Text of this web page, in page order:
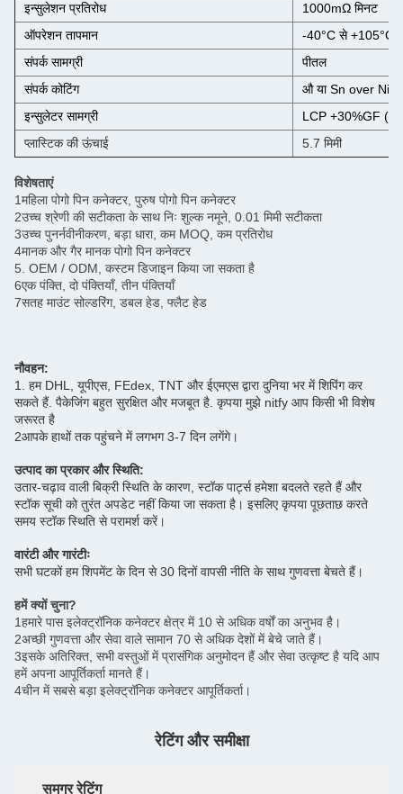
इन्सुलेशन प्रतिरोध
1000mΩ मिनट
ऑपरेशन तापमान
-40°C से +105°C
संपर्क सामग्री
पीतल
संपर्क कोटिंग
औ या Sn over Ni
इन्सुलेटर सामग्री
LCP +30%GF
प्लास्टिक की ऊंचाई
5.7 मिमी
विशेषताएं
1महिला पोगो पिन कनेक्टर, पुरुष पोगो पिन कनेक्टर
2उच्च श्रेणी की सटीकता के साथ निः शुल्क नमूने, 0.01 मिमी सटीकता
3उच्च पुनर्नवीनीकरण, बड़ा धारा, कम MOQ, कम प्रतिरोध
4मानक और गैर मानक पोगो पिन कनेक्टर
5. OEM / ODM, कस्टम डिजाइन किया जा सकता है
6एक पंक्ति, दो पंक्तियाँ, तीन पंक्तियाँ
7सतह माउंट सोल्डरिंग, डबल हेड, फ्लैट हेड
नौवहन:
1. हम DHL, यूपीएस, FEdex, TNT और ईएमएस द्वारा दुनिया भर में शिपिंग कर
सकते हैं. पैकेजिंग बहुत सुरक्षित और मजबूत है. कृपया मुझे nitfy आप किसी भी विशेष
जरूरत है
2आपके हाथों तक पहुंचने में लगभग 3-7 दिन लगेंगे।
उत्पाद का प्रकार और स्थिति:
उतार-चढ़ाव वाली बिक्री स्थिति के कारण, स्टॉक पार्ट्स हमेशा बदलते रहते हैं और
स्टॉक सूची को तुरंत अपडेट नहीं किया जा सकता है। इसलिए कृपया पूछताछ करते
समय स्टॉक स्थिति से परामर्श करें।
वारंटी और गारंटीः
सभी घटकों हम शिपमेंट के दिन से 30 दिनों वापसी नीति के साथ गुणवत्ता बेचते हैं।
हमें क्यों चुना?
1हमारे पास इलेक्ट्रॉनिक कनेक्टर क्षेत्र में 10 से अधिक वर्षों का अनुभव है।
2अच्छी गुणवत्ता और सेवा वाले सामान 70 से अधिक देशों में बेचे जाते हैं।
3इसके अतिरिक्त, सभी वस्तुओं में प्रासंगिक अनुमोदन हैं और सेवा उत्कृष्ट है यदि आप
हमें अपना आपूर्तिकर्ता मानते हैं।
4चीन में सबसे बड़ा इलेक्ट्रॉनिक कनेक्टर आपूर्तिकर्ता।
रेटिंग और समीक्षा
समग्र रेटिंग